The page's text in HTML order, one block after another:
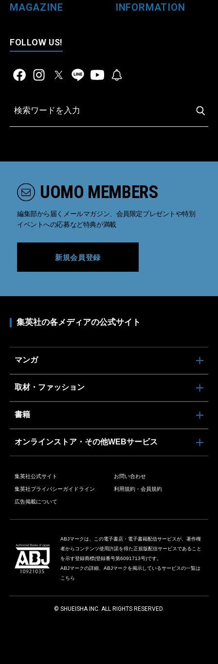
MAGAZINE INFORMATION
FOLLOW US!
UOMO MEMBERS
編集部から届くメールマガジン、会員限定プレゼントや特別
イベントへの応募など特典が満載
新規会員登録
集英社の各メディアの公式サイト
マンガ
取材・ファッション
書籍
オンラインストア・その他WEBサービス
集英社公式サイト お問い合わせ
集英社プライバシーガイドライン 利用規約・会員規約
広告掲載について
ABJマークは、この電子書店・電子書籍配信サービスが、著作権
者からコンテンツ使用許諾を得た正規版配信サービスであること
を示す登録商標(登録番号第6091713号)です。
ABJマークの詳細、ABJマークを掲示しているサービスの一覧は
こちら
© SHUEISHA INC. ALL RIGHTS RESERVED.